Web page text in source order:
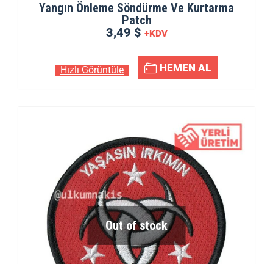
Yangın Önleme Söndürme Ve Kurtarma
Patch
3,49 $ +KDV
Hızlı Görüntüle HEMEN AL
Out of stock